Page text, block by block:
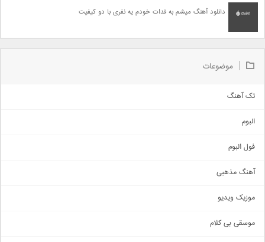
دانلود آهنگ میشم به فدات خودم یه نفری با دو کیفیت
موضوعات
تک آهنگ
اجتماعی
حماسی
سنتی
اهنگ بندرعباسی
البوم
فول البوم
آهنگ مذهبی
موزیک ویدیو
موسقی بی کلام